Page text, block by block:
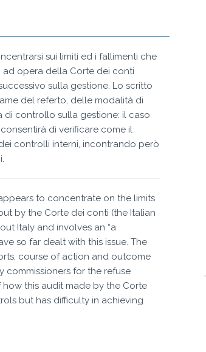
sui limiti ed i fallimenti che
ad opera della Corte dei conti
sulla gestione. Lo scritto
del referto, delle modalità di
controllo sulla gestione: il caso
consentirà di verificare come il
controlli interni, incontrando però
to concentrate on the limits
by the Corte dei conti (the Italian
Italy and involves an “a
so far dealt with this issue. The
course of action and outcome
commissioners for the refuse
this audit made by the Corte
but has difficulty in achieving